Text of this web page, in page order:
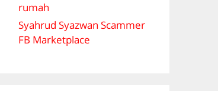
rumah
Syahrud Syazwan Scammer
FB Marketplace